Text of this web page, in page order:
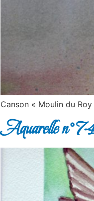
Canson « Moulin du
Aquarelle